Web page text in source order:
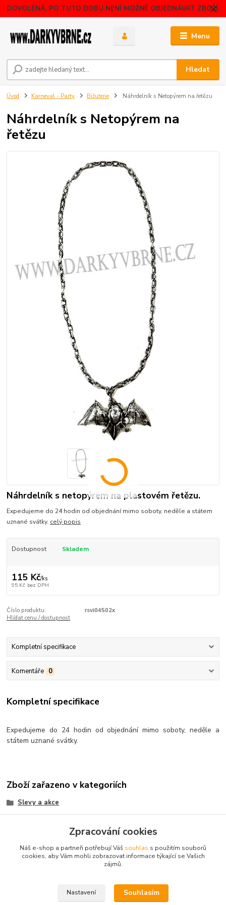
DOVOLENÁ. PO TUTO DOBU NENÍ MOŽNÉ OBJEDNÁVAT ZBOŽÍ.
Menu
Hledat
Úvod Karneval - Party Bižuterie Náhrdelník s Netopýrem na řetězu
Náhrdelník s Netopýrem na
řetězu
Náhrdelník s netopýrem na plastovém řetězu.
Expedujeme do 24 hodin od objednání mimo soboty, neděle a státem
uznané svátky. celý popis
Dostupnost Skladem
115 Kč/ks
95 Kč bez DPH
Číslo produktu:
rsvi04502x
Hlídat cenu / dostupnost
Kompletní specifikace
Komentáře 0
Kompletní specifikace
Expedujeme do 24 hodin od objednání mimo soboty, neděle a
státem uznané svátky.
Zboží zařazeno v kategoriích
Slevy a akce
Pro tématické party
Kompletní nabídka
Zpracování cookies
Náš e-shop a partneři potřebují Váš souhlas s použitím souborů
cookies, aby Vám mohli zobrazovat informace týkající se Vašich
zájmů.
Nastavení Souhlasím